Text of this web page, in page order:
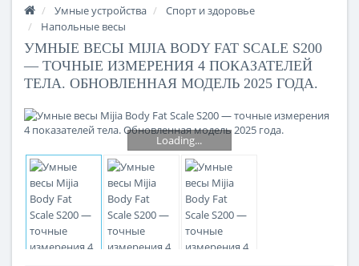
Умные устройства
Спорт и здоровье
Напольные весы
УМНЫЕ ВЕСЫ MIJIA BODY FAT SCALE S200
— ТОЧНЫЕ ИЗМЕРЕНИЯ 4 ПОКАЗАТЕЛЕЙ
ТЕЛА. ОБНОВЛЕННАЯ МОДЕЛЬ 2025 ГОДА.
Loading...